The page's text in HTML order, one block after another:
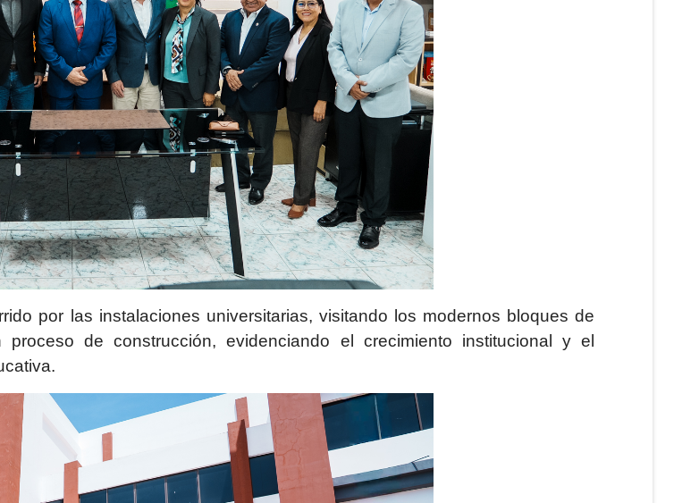
por las instalaciones universitarias, visitando los modernos bloques de
de construcción, evidenciando el crecimiento institucional y el